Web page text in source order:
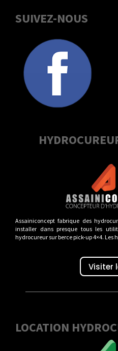
SUIVEZ-NOUS
Assainiconcept fabrique des
installer dans presque tous les
hydrocureur sur berce pick-up 4×4. Les
Visiter
LOCATION